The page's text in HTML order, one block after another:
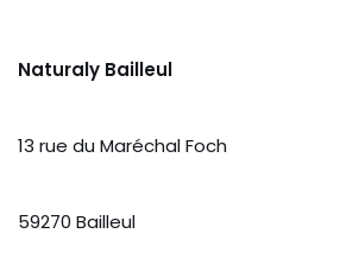
Naturaly Bailleul
13 rue du Maréchal Foch
59270 Bailleul